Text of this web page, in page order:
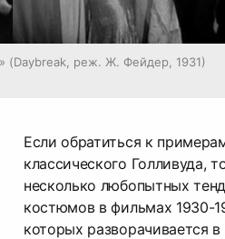
(Daybreak, реж. Ж. Фейдер, 1931)
Если обратиться к
классического Голливуда,
несколько любопытных
костюмов в фильмах 1930-
которых разворачивается